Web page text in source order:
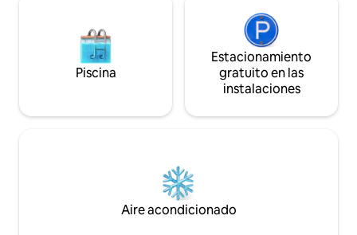
Piscina
Estacionamiento
gratuito en las
instalaciones
Aire acondicionado